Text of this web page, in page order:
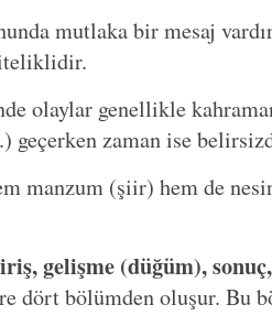
mutlaka bir mesaj
olaylar genellikle
geçerken zaman ise
manzum (şiir) hem de
gelişme (düğüm),
dört bölümden oluşur. Bu